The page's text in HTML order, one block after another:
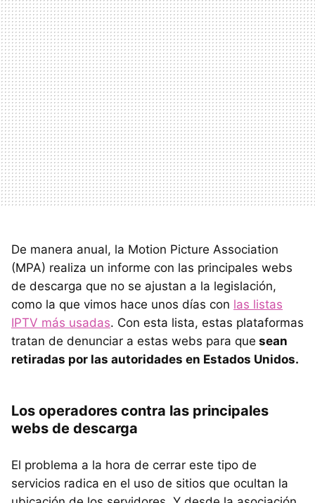
De manera anual, la Motion Picture Association
(MPA) realiza un informe con las principales webs
de descarga que no se ajustan a la legislación,
como la que vimos hace unos días con las listas
IPTV más usadas. Con esta lista, estas plataformas
tratan de denunciar a estas webs para que sean
retiradas por las autoridades en Estados Unidos.
Los operadores contra las principales
webs de descarga
El problema a la hora de cerrar este tipo de
servicios radica en el uso de sitios que ocultan la